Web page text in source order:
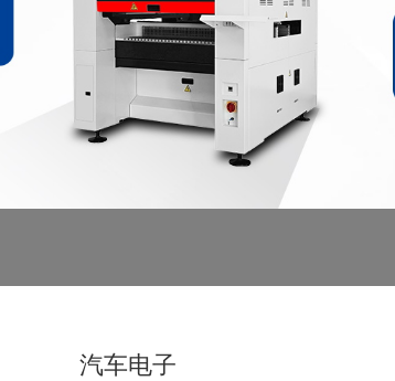
汽车电子